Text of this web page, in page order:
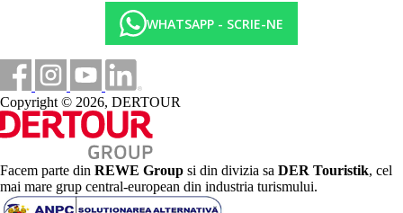
10 m
Distanta pana la plaja
Plaja
Sezlonguri pe plaja contra cost
Umbrele pe plaja contra cost
Hotel langa plaja
WHATSAPP - SCRIE-NE
Copyright © 2026, DERTOUR
Facem parte din REWE Group si din divizia sa DER Touristik, cel
mai mare grup central-european din industria turismului.